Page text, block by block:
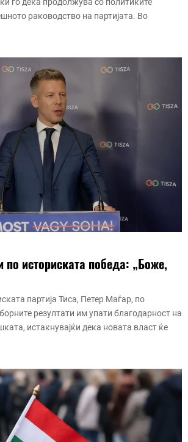
го дека продолжува со политиките
раководство на партијата. Во
по историската победа: „Боже,
партија Тиса, Петер Маѓар, по
резултати им упати благодарност на
истакнувајќи дека новата власт ќе